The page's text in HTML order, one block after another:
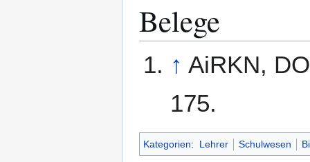
Belege
↑ AiRKN,
175.
Kategorien: Lehrer Schulwesen